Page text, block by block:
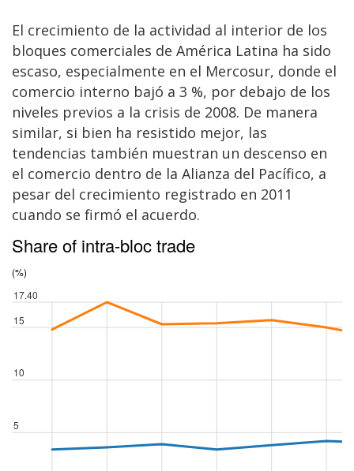
El crecimiento de la actividad al interior de los
bloques comerciales de América Latina ha sido
escaso, especialmente en el Mercosur, donde el
comercio interno bajó a 3 %, por debajo de los
niveles previos a la crisis de 2008. De manera
similar, si bien ha resistido mejor, las
tendencias también muestran un descenso en
el comercio dentro de la Alianza del Pacífico, a
pesar del crecimiento registrado en 2011
cuando se firmó el acuerdo.